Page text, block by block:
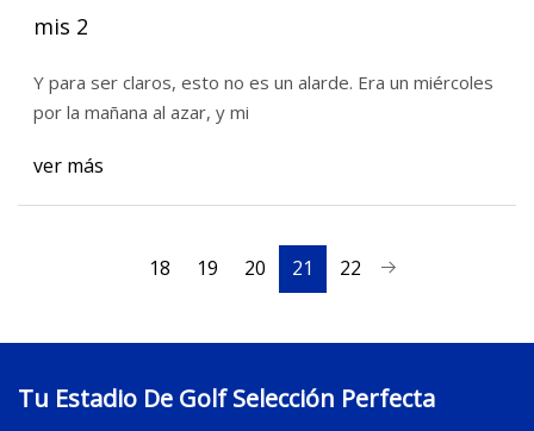
mis 2
Y para ser claros, esto no es un alarde. Era un miércoles
por la mañana al azar, y mi
ver más
18 19 20 21 22
Tu Estadio De Golf Selección Perfecta